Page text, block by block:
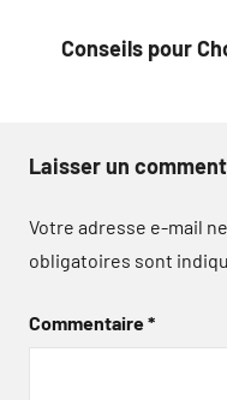
Conseils pour
Laisser un
Votre adresse e-mail
obligatoires sont
Commentaire*